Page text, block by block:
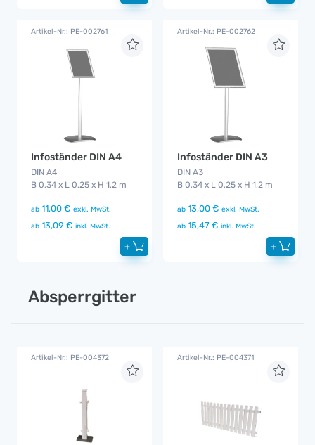
Artikel-Nr.: PE-002761
Infoständer DIN A4
DIN A4
B 0,34 x L 0,25 x H 1,2 m
ab 11,00 € exkl. MwSt.
ab 13,09 € inkl. MwSt.
+
Artikel-Nr.: PE-002762
Infoständer DIN A3
DIN A3
B 0,34 x L 0,25 x H 1,2 m
ab 13,00 € exkl. MwSt.
ab 15,47 € inkl. MwSt.
+
Absperrgitter
Artikel-Nr.: PE-004372 Artikel-Nr.: PE-004371